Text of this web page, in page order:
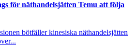
för näthandelsjätten Temu att följa
bötfäller kinesiska näthandelsjätten